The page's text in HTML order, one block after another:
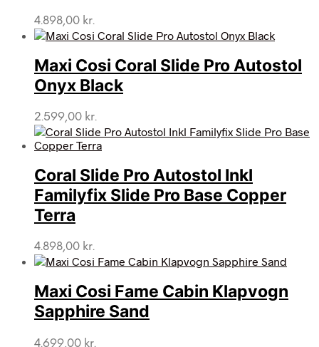
4.898,00 kr.
Maxi Cosi Coral Slide Pro Autostol
Onyx Black
2.599,00 kr.
Coral Slide Pro Autostol Inkl
Familyfix Slide Pro Base Copper
Terra
4.898,00 kr.
Maxi Cosi Fame Cabin Klapvogn
Sapphire Sand
4.699,00 kr.